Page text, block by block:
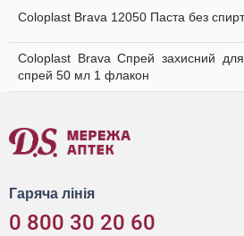
Coloplast Brava 12050 Паста без
Coloplast Brava Спрей захисний
спрей 50 мл 1 флакон
Гаряча лінія
0 800 30 20 60